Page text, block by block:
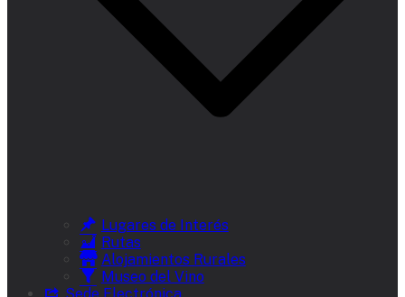
Lugares de Interés
Rutas
Alojamientos Rurales
Museo del Vino